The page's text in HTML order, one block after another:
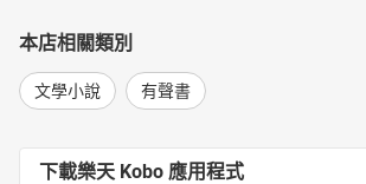
本店相關類別
文學小說 有聲書
下載樂天 Kobo 應用程式